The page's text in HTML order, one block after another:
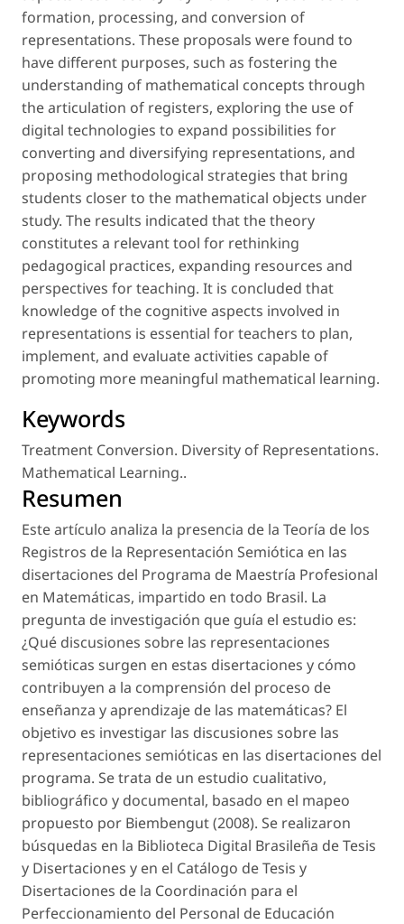
formation, processing, and conversion of
representations. These proposals were found to
have different purposes, such as fostering the
understanding of mathematical concepts through
the articulation of registers, exploring the use of
digital technologies to expand possibilities for
converting and diversifying representations, and
proposing methodological strategies that bring
students closer to the mathematical objects under
study. The results indicated that the theory
constitutes a relevant tool for rethinking
pedagogical practices, expanding resources and
perspectives for teaching. It is concluded that
knowledge of the cognitive aspects involved in
representations is essential for teachers to plan,
implement, and evaluate activities capable of
promoting more meaningful mathematical learning.
Keywords
Treatment Conversion. Diversity of Representations.
Mathematical Learning..
Resumen
Este artículo analiza la presencia de la Teoría de los
Registros de la Representación Semiótica en las
disertaciones del Programa de Maestría Profesional
en Matemáticas, impartido en todo Brasil. La
pregunta de investigación que guía el estudio es:
¿Qué discusiones sobre las representaciones
semióticas surgen en estas disertaciones y cómo
contribuyen a la comprensión del proceso de
enseñanza y aprendizaje de las matemáticas? El
objetivo es investigar las discusiones sobre las
representaciones semióticas en las disertaciones del
programa. Se trata de un estudio cualitativo,
bibliográfico y documental, basado en el mapeo
propuesto por Biembengut (2008). Se realizaron
búsquedas en la Biblioteca Digital Brasileña de Tesis
y Disertaciones y en el Catálogo de Tesis y
Disertaciones de la Coordinación para el
Perfeccionamiento del Personal de Educación